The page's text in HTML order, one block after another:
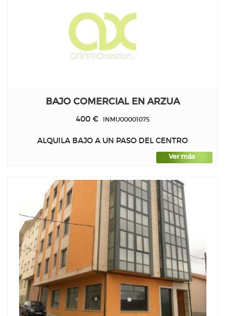
BAJO COMERCIAL EN ARZUA
400 €INMU00001075
ALQUILA BAJO A UN PASO DEL CENTRO
Ver más